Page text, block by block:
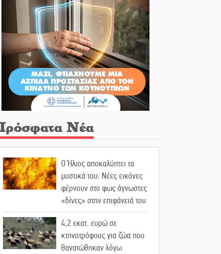
Νέα
Ο Ήλιος αποκαλύπτει τα
μυστικά του: Νέες εικόνες
φέρνουν στο φως άγνωστες
«δίνες» στην επιφάνειά του
4,2 εκατ. ευρώ σε
κτηνοτρόφους για ζώα που
θανατώθηκαν λόγω